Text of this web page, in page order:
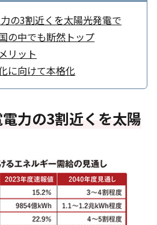
の3割近くを太陽光発電で
の中でも断然トップ
リット
に向けて本格化
力の3割近くを太陽